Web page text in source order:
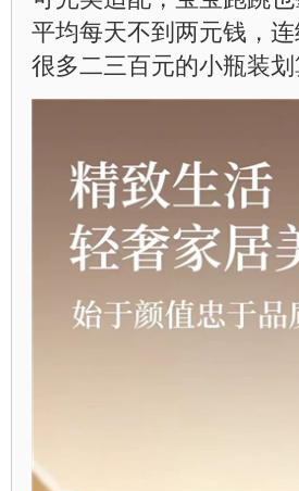
平均每天不到两元钱，
很多二三百元的小瓶装划